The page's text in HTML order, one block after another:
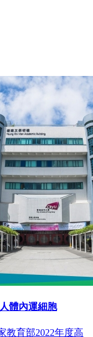
體內運細胞
教育部2022年度高